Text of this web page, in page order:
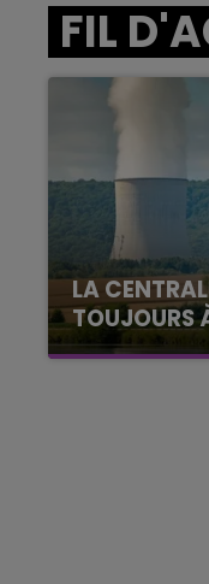
LE
FIL
LA
TOUJOURS
Cela fait déjà
nucléaire